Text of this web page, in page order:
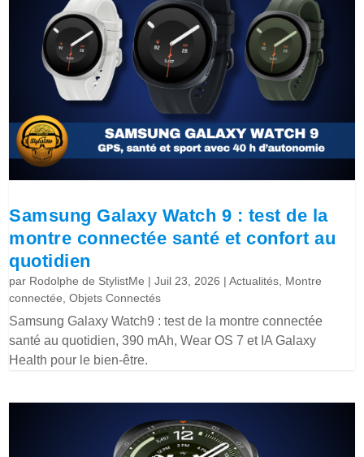
Samsung Galaxy Watch 9 : test de la
montre connectée santé et confort au
quotidien
par Rodolphe de StylistMe |Juil 23, 2026 |Actualités, Montre
connectée,Objets Connectés
Samsung Galaxy Watch9 : test de la montre connectée
santé au quotidien, 390 mAh, Wear OS 7 et IA Galaxy
Health pour le bien-être.